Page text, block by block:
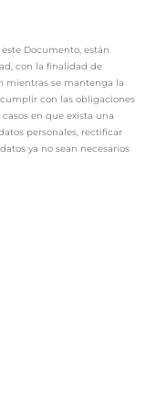
Documento, están
con la finalidad de
mientras se mantenga la
con las obligaciones
en que exista una
personales, rectificar
ya no sean necesarios